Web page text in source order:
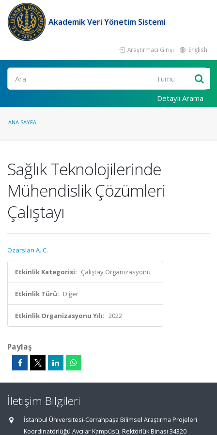
Akademik Veri Yönetim Sistemi
Araştırmacı Girişi English
Ara
Detaylı Arama
ANA SAYFA
Sağlık Teknolojilerinde
Mühendislik Çözümleri
Çalıştayı
Özarslan A. C.
Etkinlik Kategorisi: Çalıştay Organizasyonu
Etkinlik Türü: Diğer
Etkinlik Organizasyonu Yılı: 2022
Paylaş
İletişim Bilgileri
İstanbul Üniversitesi-Cerrahpaşa Bilimsel Araştırma Projeleri
Koordinatörlüğü Avcılar Kampüsü, Rektörlük Binası 34320